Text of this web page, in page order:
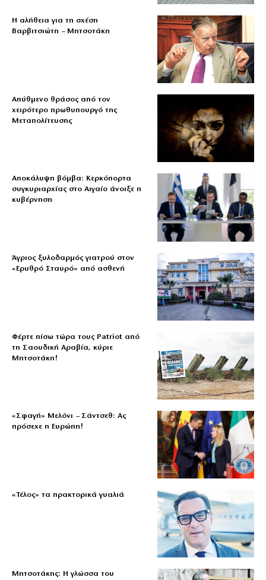
Η αλήθεια για τη σχέση
Βαρβιτσιώτη – Μητσοτάκη
Απύθμενο θράσος από τον
χειρότερο πρωθυπουργό της
Μεταπολίτευσης
Αποκάλυψη βόμβα: Κερκόπορτα
συγκυριαρχίας στο Αιγαίο άνοιξε η
κυβέρνηση
Άγριος ξυλοδαρμός γιατρού στον
«Ερυθρό Σταυρό» από ασθενή
Φέρτε πίσω τώρα τους Patriot από
τη Σαουδική Αραβία, κύριε
Μητσοτάκη!
«Σφαγή» Μελόνι – Σάντσεθ: Ας
πρόσεχε η Ευρώπη!
«Τέλος» τα πρακτορικά γυαλιά
Μητσοτάκης: Η γλώσσα του